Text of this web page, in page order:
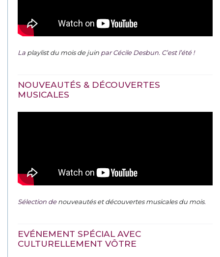
La playlist du mois de juin par Cécile Desbun. C’est l’été !
NOUVEAUTÉS & DÉCOUVERTES
MUSICALES
Sélection denouveautés et découvertes musicales du mois.
EVÉNEMENT SPÉCIAL AVEC
CULTURELLEMENT VÔTRE